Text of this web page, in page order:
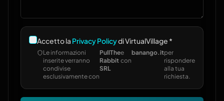
Accetto la Privacy Policydi VirtualVillage *
Le informazioni
inserite verranno
condivise
esclusivamente con
PullThe
Rabbit
SRL
e
con
banango.itper
rispondere
alla tua
richiesta.